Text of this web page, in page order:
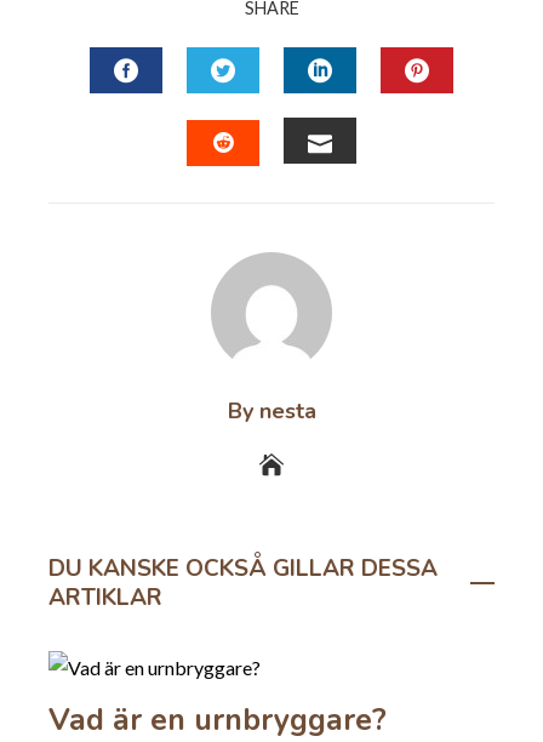
SHARE
FACEBOOKTWITTERLINKEDIN
By nesta
DU KANSKE OCKSÅ GILLAR DESSA
ARTIKLAR
Vad är en urnbryggare?